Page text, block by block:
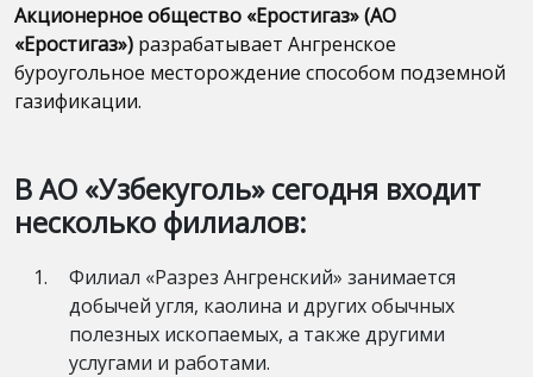
Акционерное общество «Еростигаз» (АО
«Еростигаз») разрабатывает Ангренское
буроугольное месторождение способом подземной
газификации.
В АО «Узбекуголь» сегодня входит
несколько филиалов:
Филиал «Разрез Ангренский» занимается
добычей угля, каолина и других обычных
полезных ископаемых, а также другими
услугами и работами.